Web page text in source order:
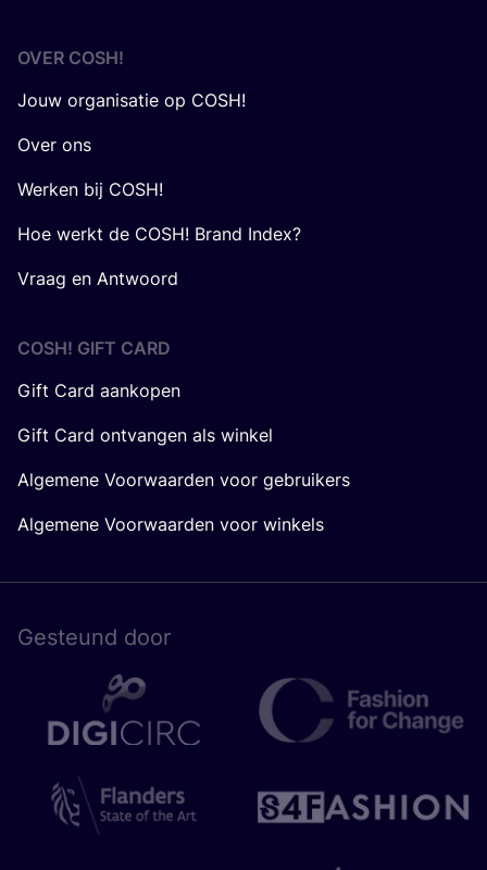
OVER COSH!
Jouw organisatie op COSH!
Over ons
Werken bij COSH!
Hoe werkt de COSH! Brand Index?
Vraag en Antwoord
COSH! GIFT CARD
Gift Card aankopen
Gift Card ontvangen als winkel
Algemene Voorwaarden voor gebruikers
Algemene Voorwaarden voor winkels
Gesteund door